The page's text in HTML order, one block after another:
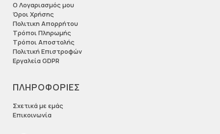
Ο Λογαριασμός μου
Όροι Χρήσης
Πολιτικη Απορρήτου
Τρόποι Πληρωμής
Τρόποι Αποστολής
Πολιτική Επιστροφών
Εργαλεία GDPR
ΠΛΗΡΟΦΟΡΙΕΣ
Σχετικά με εμάς
Επικοινωνία